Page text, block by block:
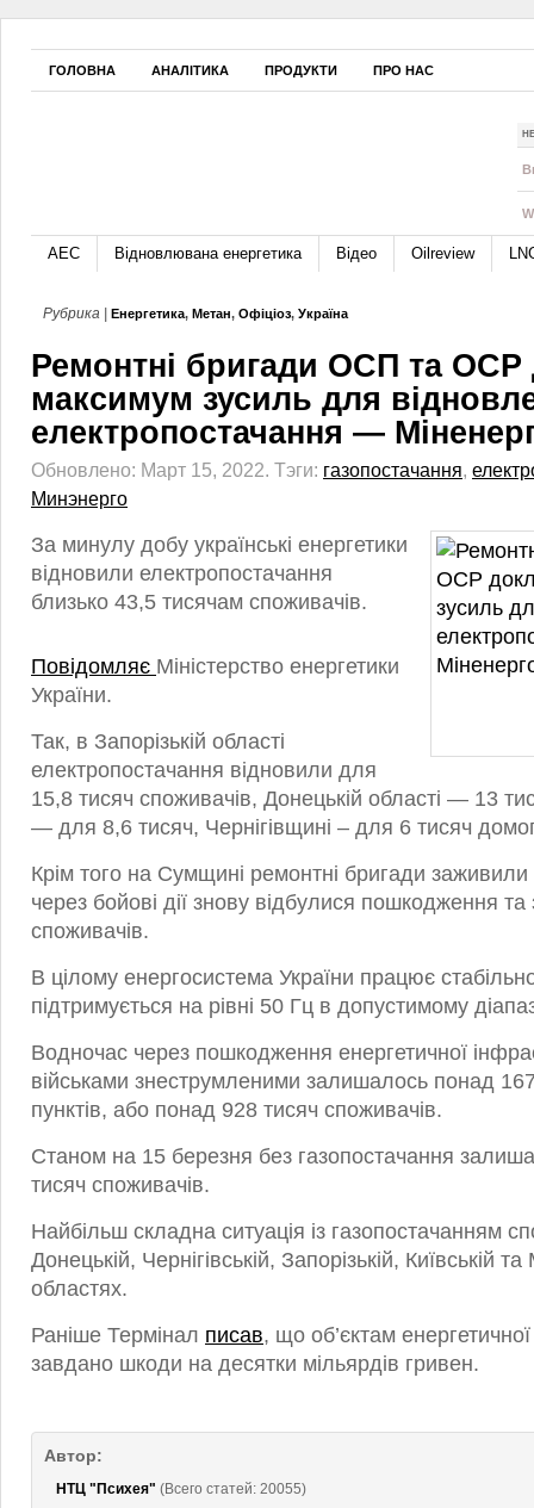
ГОЛОВНА АНАЛІТИКА ПРОДУКТИ ПРО НАС
АЕС Відновлювана енергетика Відео Oilreview
Рубрика | Енергетика, Метан, Офіціоз, Україна
Ремонтні бригади ОСП та ОСР
максимум зусиль для
електропостачання —
Обновлено: Март 15, 2022. Тэги: газопостачання,
Минэнерго
За минулу добу українські енергетики
відновили електропостачання
близько 43,5 тисячам споживачів.
Повідомляє Міністерство енергетики
України.
Так, в Запорізькій області
електропостачання відновили для
15,8 тисяч споживачів, Донецькій області — 13
— для 8,6 тисяч, Чернігівщині – для 6 тисяч
Крім того на Сумщині ремонтні бригади
через бойові дії знову відбулися пошкодження
споживачів.
В цілому енергосистема України працює
підтримується на рівні 50 Гц в допустимому
Водночас через пошкодження енергетичної
військами знеструмленими залишалось понад
пунктів, або понад 928 тисяч споживачів.
Станом на 15 березня без газопостачання
тисяч споживачів.
Найбільш складна ситуація із газопостачанням
Донецькій, Чернігівській, Запорізькій, Київській
областях.
Раніше Термінал писав, що об’єктам
завдано шкоди на десятки мільярдів гривен.
Автор:
НТЦ "Психея" (Всего статей: 20055)